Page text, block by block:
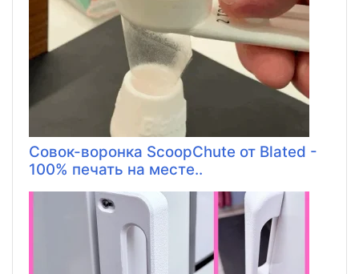
Совок-воронка ScoopChute от Blated -
100% печать на месте..